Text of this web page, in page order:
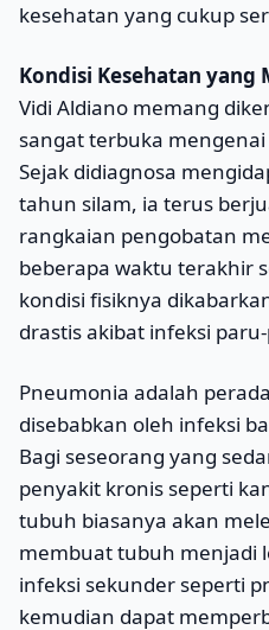
kesehatan yang cukup
Kondisi Kesehatan yang
Vidi Aldiano memang
sangat terbuka
Sejak didiagnosa
tahun silam, ia terus
rangkaian pengobatan
beberapa waktu terakhir
kondisi fisiknya
drastis akibat infeksi
Pneumonia adalah
disebabkan oleh infeksi
Bagi seseorang yang
penyakit kronis seperti
tubuh biasanya akan
membuat tubuh menjadi
infeksi sekunder seperti
kemudian dapat